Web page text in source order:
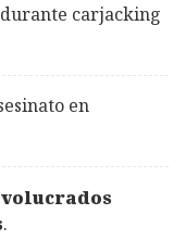
carjacking
en
.